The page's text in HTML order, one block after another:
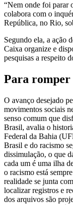
“Nem onde foi parar
colabora com o
República, no Rio,
Segundo ela, a ação
Caixa organize e
pesquisas a respeito
Para romper
O avanço desejado
movimentos sociais
senso comum que
Brasil, avalia o
Federal da Bahia
Brasil e do racismo
dissimulação, o que
cada um é uma ilha
o racismo está
realidade se junta
localizar registros e
dos arquivos são